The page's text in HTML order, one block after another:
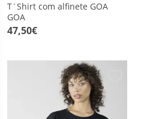
T´Shirt com alfinete GOA
GOA
47,50€